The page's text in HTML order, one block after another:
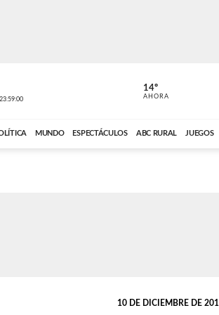
23:59:00 ABC CARDINAL
14º
AHORA
MUNDO ESPECTÁCULOS ABC RURAL JUEGOS
10 DE DICIEMBRE DE